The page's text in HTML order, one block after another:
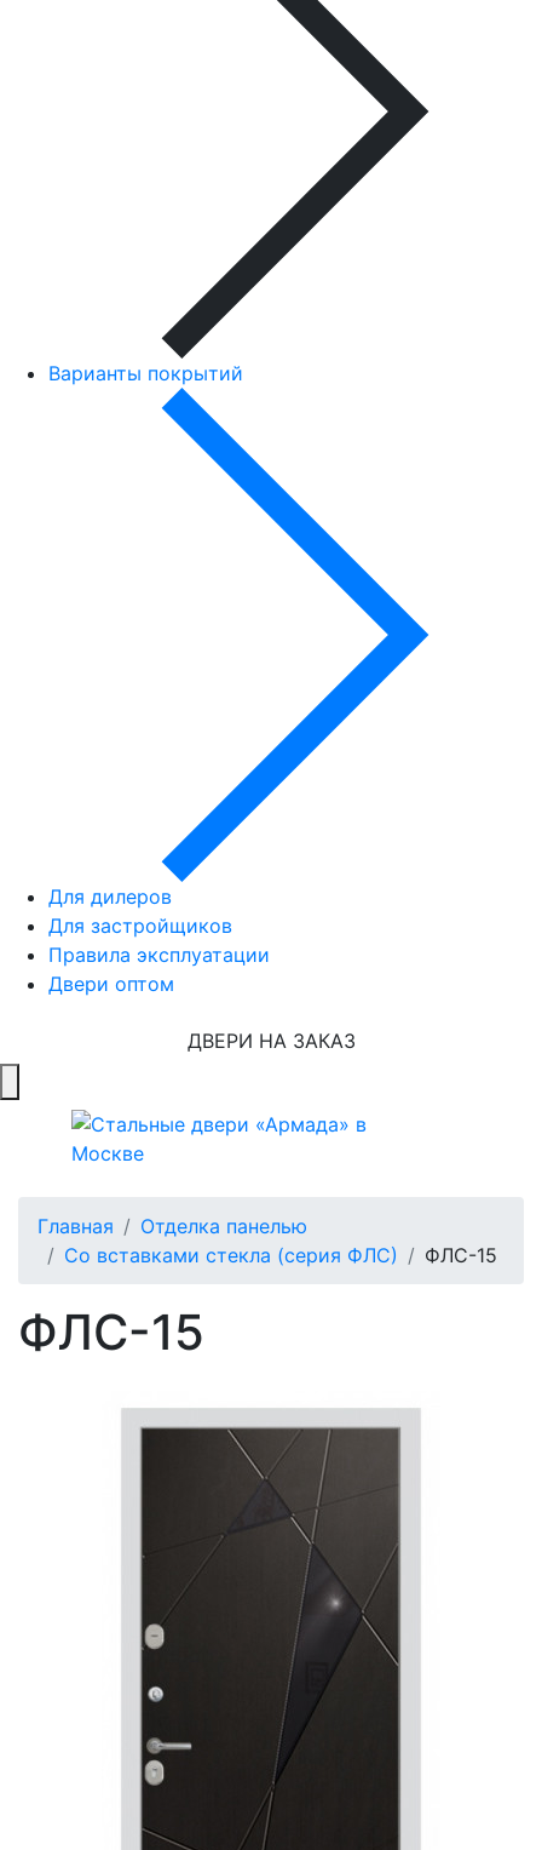
Варианты покрытий
Для дилеров
Для застройщиков
Правила эксплуатации
Двери оптом
ДВЕРИ НА ЗАКАЗ
Главная
Отделка панелью
Со вставками стекла (серия ФЛС)
ФЛС-15
ФЛС-15